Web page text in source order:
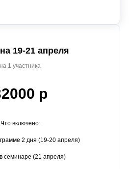
19-21 апреля
на 1 участника
р
Что включено:
2 дня (19-20 апреля)
семинаре (21 апреля)